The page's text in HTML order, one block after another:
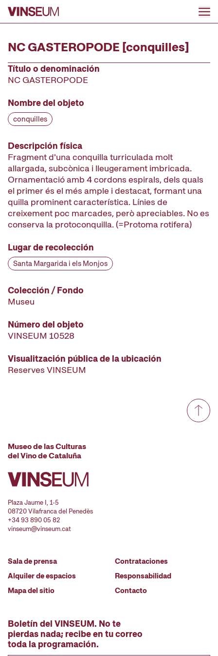
Ir al contenido
NC GASTEROPODE [conquilles]
Título o denominación
NC GASTEROPODE
Nombre del objeto
conquilles
Descripción física
Fragment d'una conquilla turriculada molt
allargada, subcònica i lleugerament imbricada.
Ornamentació amb 4 cordons espirals, dels quals
el primer és el més ample i destacat, formant una
quilla prominent característica. Línies de
creixement poc marcades, però apreciables. No es
conserva la protoconquilla. (=Protoma rotifera)
Lugar de recolección
Santa Margarida i els Monjos
Colección / Fondo
Museu
Número del objeto
VINSEUM 10528
Visualitzación pública de la ubicación
Reserves VINSEUM
Museo de las Culturas
del Vino de Cataluña
Plaza Jaume I, 1-5
08720 Vilafranca del Penedès
+34 93 890 05 82
vinseum@vinseum.cat
Sala de prensa
Alquiler de espacios
Mapa del sitio
Contrataciones
Responsabilidad
Contacto
Boletín del VINSEUM. No te
pierdas nada; recibe en tu correo
toda la programación.